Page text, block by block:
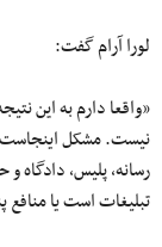
لورا آرام گفت:
«واقعا دارم به این
نیست. مشکل اینجاست
رسانه، پلیس، دادگاه
تبلیغات است یا منافع